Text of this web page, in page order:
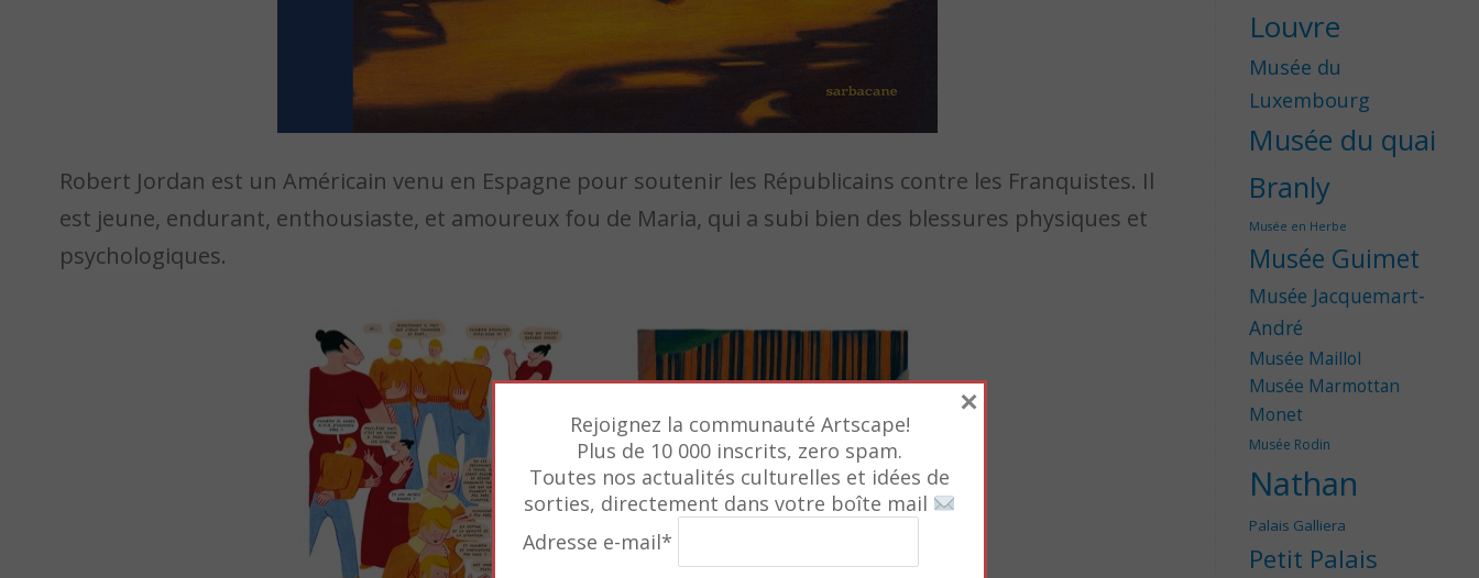
Robert Jordan est un Américain venu en Espagne pour soutenir les Républicains contre les Franquistes. Il
est jeune, endurant, enthousiaste, et amoureux fou de Maria, qui a subi bien des blessures physiques et
psychologiques.
Louvre
Musée du
Luxembourg
Musée du quai
Branly
Musée en Herbe
Musée Guimet
Musée Jacquemart-
André
Musée Maillol
Musée Marmottan
Monet
Musée Rodin
Nathan
Palais Galliera
Petit Palais
Rejoignez la communauté Artscape!
Plus de 10 000 inscrits, zero spam.
Toutes nos actualités culturelles et idées de
sorties, directement dans votre boîte mail
Adresse e-mail*
×